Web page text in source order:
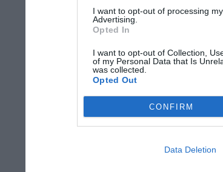
I want to opt-out of processing
Advertising.
Opted In
I want to opt-out of Collection,
of my Personal Data that Is
was collected.
Opted Out
CONFIRM
Data Deletion